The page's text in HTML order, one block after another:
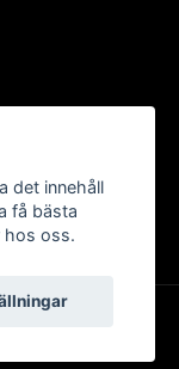
det innehåll
få bästa
hos oss.